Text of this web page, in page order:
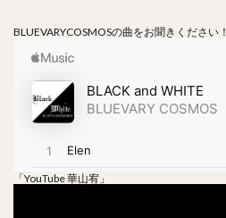
BLUEVARYCOSMOSの曲をお聞きください！
「YouTube 華山宥」